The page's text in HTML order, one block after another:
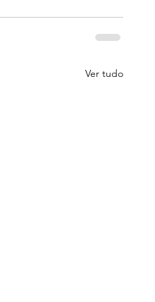
Ver tudo